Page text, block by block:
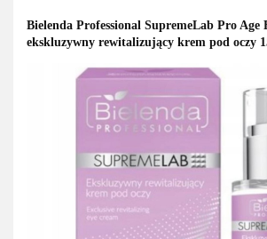
Bielenda Professional SupremeLab Pro Age
ekskluzywny rewitalizujący krem pod oczy